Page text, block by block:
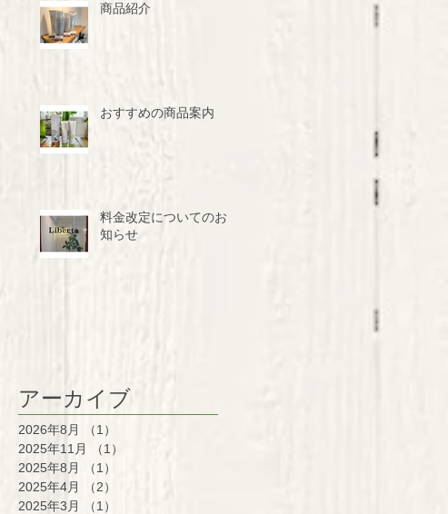
商品紹介
おすすめの商品案内
料金改定についてのお
知らせ
アーカイブ
2026年8月 （1）
2025年11月
（1）
2025年8月
（1）
2025年4月
（2）
2025年3月
（1）